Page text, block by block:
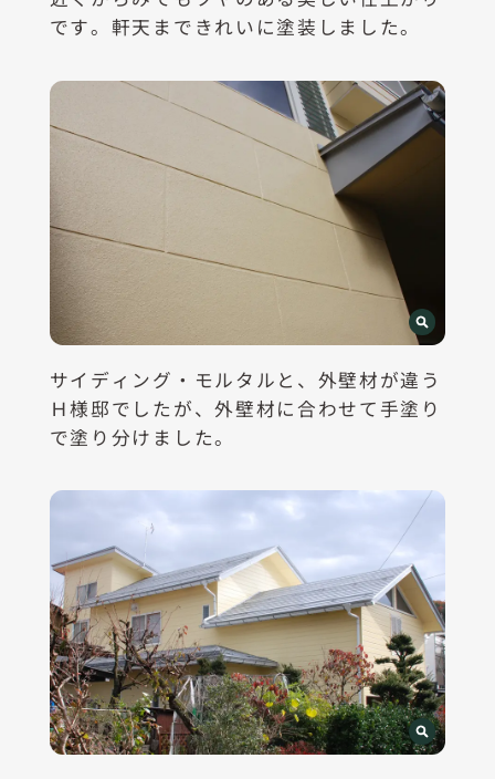
です。軒天まできれいに塗装しました。
サイディング・モルタルと、外壁材が違う
Ｈ様邸でしたが、外壁材に合わせて手塗り
で塗り分けました。